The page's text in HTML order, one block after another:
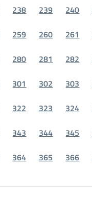
238 239 240
259 260 261
280 281 282
301 302 303
322 323 324
343 344 345
364 365 366